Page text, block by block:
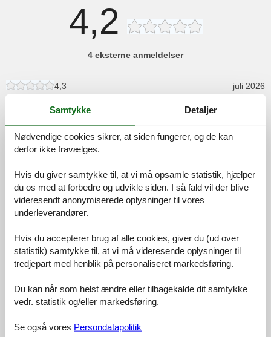
4,2
4 eksterne anmeldelser
4,3 juli 2026
Es ist eine schöne Wohnung/ Haushälte in einer super Lage. Das
Mitarbeiter des urlando Teams sind super freundlich, hilfsbereit und
nett. So kann der Urlaub nur gut starten. Das Haus und auch die
Nebengebäude sind in einem guten Zustand. Die Wohnung Lee ist
abschalten der perfekte Ort. Es ist alles vorhanden was nötig ist
und gebraucht wird. Super fanden wir die Terrasse da man
morgens noch entspannt im schatten sitzen und später Sonne hat.
Auch das eine Waschmaschine und mehrer Möglichkeiten zum
Eine super ferienunterkunft für Familie mit Kindern- sollten aber
durch die zwei Ebenen lieber größer und sicher im laufen sein- die
Treppe ist doch für kleiner nichts.
3,3 juni 2026
Generel:
Samtykke Detaljer
Nødvendige cookies sikrer, at siden fungerer, og de kan
derfor ikke fravælges.
Hvis du giver samtykke til, at vi må opsamle statistik, hjælper
du os med at forbedre og udvikle siden. I så fald vil der blive
videresendt anonymiserede oplysninger til vores
underleverandører.
Hvis du accepterer brug af alle cookies, giver du (ud over
statistik) samtykke til, at vi må videresende oplysninger til
tredjepart med henblik på personaliseret markedsføring.
Du kan når som helst ændre eller tilbagekalde dit samtykke
vedr. statistik og/eller markedsføring.
Se også vores Persondatapolitik